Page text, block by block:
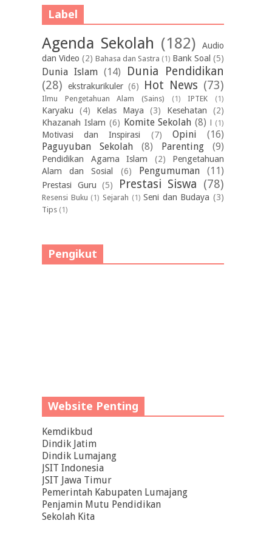
Label
Agenda Sekolah (182)
Audio
dan Video (2) Bahasa dan Sastra (1) Bank Soal (5)
Dunia Islam (14)
Dunia Pendidikan
(28)
ekstrakurikuler (6) Hot News (73)
Ilmu Pengetahuan Alam (Sains) (1) IPTEK (1)
Karyaku (4) Kelas Maya (3) Kesehatan
(2)
Khazanah Islam (6) Komite Sekolah (8) (1)
Motivasi dan Inspirasi (7) Opini
(16)
Paguyuban Sekolah
(8) Parenting (9)
Pendidikan Agama Islam (2)
Pengetahuan
Alam dan Sosial
(6) Pengumuman (11)
Prestasi Guru (5) Prestasi Siswa (78)
Resensi Buku (1) Sejarah (1) Seni dan Budaya (3)
Tips (1)
Pengikut
Website Penting
Kemdikbud
Dindik Jatim
Dindik Lumajang
JSIT Indonesia
JSIT Jawa Timur
Pemerintah Kabupaten Lumajang
Penjamin Mutu Pendidikan
Sekolah Kita